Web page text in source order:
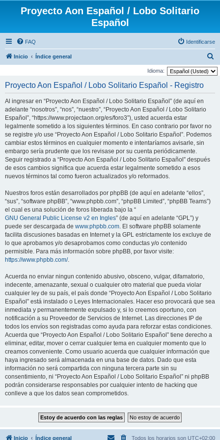
Proyecto Aon Español / Lobo Solitario
Español
FAQ Identificarse
Inicio Índice general
u
Idioma:
Proyecto Aon Español / Lobo Solitario Español - Registro
Al ingresar en “Proyecto Aon Español / Lobo Solitario Español” (de aquí en
adelante “nosotros”, “nos”, “nuestro”, “Proyecto Aon Español / Lobo Solitario
Español”, “https://www.projectaon.org/es/foro3”), usted acuerda estar
legalmente sometido a los siguientes términos. En caso contrario por favor no
se registre y/o use “Proyecto Aon Español / Lobo Solitario Español”. Podemos
cambiar estos términos en cualquier momento e intentaríamos avisarle, sin
embargo sería prudente que los revisase por su cuenta periódicamente.
Seguir registrado a “Proyecto Aon Español / Lobo Solitario Español” después
de esos cambios significa que acuerda estar legalmente sometido a esos
nuevos términos tal como fueron actualizados y/o reformados.
Nuestros foros están desarrollados por phpBB (de aquí en adelante “ellos”,
“sus”, “software phpBB”, “www.phpbb.com”, “phpBB Limited”, “phpBB Teams”)
el cual es una solución de foros liberada bajo la “
GNU General Public License v2 en Ingles” (de aquí en adelante “GPL”) y
puede ser descargada de www.phpbb.com. El software phpBB solamente
facilita discusiones basadas en Internet y la GPL estrictamente los excluye de
lo que aprobamos y/o desaprobamos como conductas y/o contenido
permisible. Para más información sobre phpBB, por favor visite:
https://www.phpbb.com/.
Acuerda no enviar ningun contenido abusivo, obsceno, vulgar, difamatorio,
indecente, amenazante, sexual o cualquier otro material que pueda violar
cualquier ley de su país, el país donde “Proyecto Aon Español / Lobo Solitario
Español” está instalado o Leyes Internacionales. Hacer eso provocará que sea
inmediata y permanentemente expulsado y, si lo creemos oportuno, con
notificación a su Proveedor de Servicios de Internet. Las direcciones IP de
todos los envíos son registradas como ayuda para reforzar estas condiciones.
Acuerda que “Proyecto Aon Español / Lobo Solitario Español” tiene derecho a
eliminar, editar, mover o cerrar cualquier tema en cualquier momento que lo
creamos conveniente. Como usuario acuerda que cualquier información que
haya ingresado será almacenada en una base de datos. Dado que esta
información no será compartida con ninguna tercera parte sin su
consentimiento, ni “Proyecto Aon Español / Lobo Solitario Español” ni phpBB
podrán considerarse responsables por cualquier intento de hacking que
conlleve a que los datos sean comprometidos.
Inicio Índice general Todos los horarios son UTC+02:00